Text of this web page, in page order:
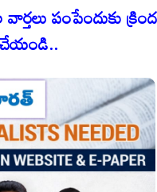
వార్తలు పంపేందుకు
చేయండి..